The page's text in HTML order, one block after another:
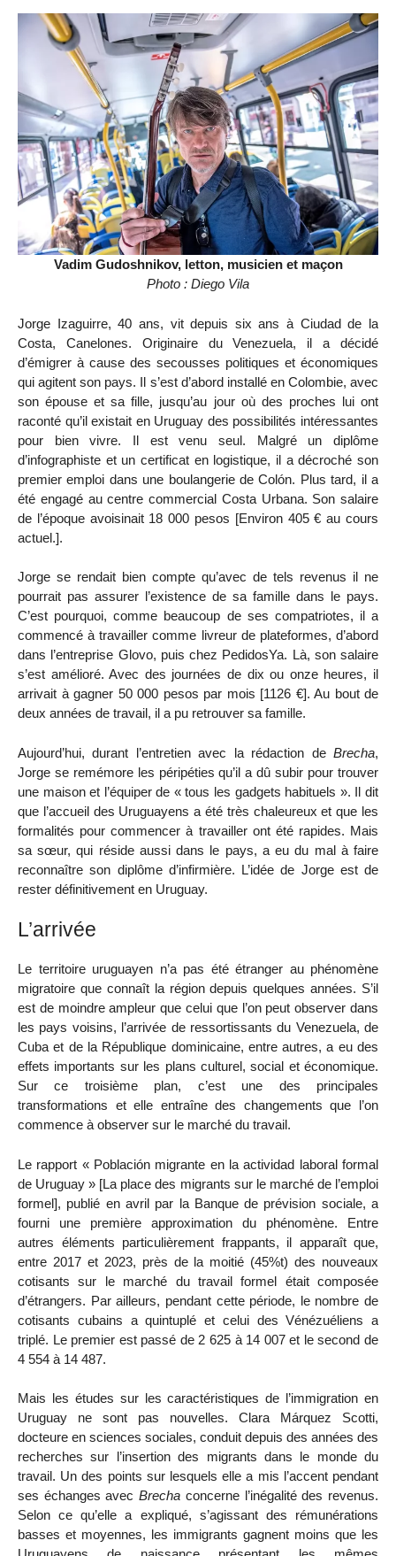
Vadim Gudoshnikov, letton, musicien et maçon
Photo : Diego Vila
Jorge Izaguirre, 40 ans, vit depuis six ans à Ciudad de la
Costa, Canelones. Originaire du Venezuela, il a décidé
d’émigrer à cause des secousses politiques et économiques
qui agitent son pays. Il s’est d’abord installé en Colombie, avec
son épouse et sa fille, jusqu’au jour où des proches lui ont
raconté qu’il existait en Uruguay des possibilités intéressantes
pour bien vivre. Il est venu seul. Malgré un diplôme
d’infographiste et un certificat en logistique, il a décroché son
premier emploi dans une boulangerie de Colón. Plus tard, il a
été engagé au centre commercial Costa Urbana. Son salaire
de l’époque avoisinait 18 000 pesos [Environ 405 € au cours
actuel.].
Jorge se rendait bien compte qu’avec de tels revenus il ne
pourrait pas assurer l’existence de sa famille dans le pays.
C’est pourquoi, comme beaucoup de ses compatriotes, il a
commencé à travailler comme livreur de plateformes, d’abord
dans l’entreprise Glovo, puis chez PedidosYa. Là, son salaire
s’est amélioré. Avec des journées de dix ou onze heures, il
arrivait à gagner 50 000 pesos par mois [1126 €]. Au bout de
deux années de travail, il a pu retrouver sa famille.
Aujourd’hui, durant l’entretien avec la rédaction de Brecha,
Jorge se remémore les péripéties qu’il a dû subir pour trouver
une maison et l’équiper de « tous les gadgets habituels ». Il dit
que l’accueil des Uruguayens a été très chaleureux et que les
formalités pour commencer à travailler ont été rapides. Mais
sa sœur, qui réside aussi dans le pays, a eu du mal à faire
reconnaître son diplôme d’infirmière. L’idée de Jorge est de
rester définitivement en Uruguay.
L’arrivée
Le territoire uruguayen n’a pas été étranger au phénomène
migratoire que connaît la région depuis quelques années. S’il
est de moindre ampleur que celui que l’on peut observer dans
les pays voisins, l’arrivée de ressortissants du Venezuela, de
Cuba et de la République dominicaine, entre autres, a eu des
effets importants sur les plans culturel, social et économique.
Sur ce troisième plan, c’est une des principales
transformations et elle entraîne des changements que l’on
commence à observer sur le marché du travail.
Le rapport « Población migrante en la actividad laboral formal
de Uruguay » [La place des migrants sur le marché de l’emploi
formel], publié en avril par la Banque de prévision sociale, a
fourni une première approximation du phénomène. Entre
autres éléments particulièrement frappants, il apparaît que,
entre 2017 et 2023, près de la moitié (45%t) des nouveaux
cotisants sur le marché du travail formel était composée
d’étrangers. Par ailleurs, pendant cette période, le nombre de
cotisants cubains a quintuplé et celui des Vénézuéliens a
triplé. Le premier est passé de 2 625 à 14 007 et le second de
4 554 à 14 487.
Mais les études sur les caractéristiques de l’immigration en
Uruguay ne sont pas nouvelles. Clara Márquez Scotti,
docteure en sciences sociales, conduit depuis des années des
recherches sur l’insertion des migrants dans le monde du
travail. Un des points sur lesquels elle a mis l’accent pendant
ses échanges avecBrecha concerne l’inégalité des revenus.
Selon ce qu’elle a expliqué, s’agissant des rémunérations
basses et moyennes, les immigrants gagnent moins que les